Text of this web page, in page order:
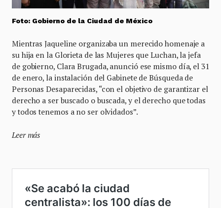
Foto: Gobierno de la Ciudad de México
Mientras Jaqueline organizaba un merecido homenaje a
su hija en la Glorieta de las Mujeres que Luchan, la jefa
de gobierno, Clara Brugada, anunció ese mismo día, el 31
de enero, la instalación del Gabinete de Búsqueda de
Personas Desaparecidas, “con el objetivo de garantizar el
derecho a ser buscado o buscada, y el derecho que todas
y todos tenemos a no ser olvidados”.
Leer más